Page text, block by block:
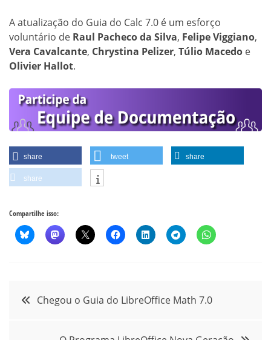
A atualização do Guia do Calc 7.0 é um esforço
voluntário de Raul Pacheco da Silva, Felipe Viggiano,
Vera Cavalcante, Chrystina Pelizer, Túlio Macedo e
Olivier Hallot.
share tweet share
share
Compartilhe isso:
Navegação
Chegou o Guia do LibreOffice Math 7.0